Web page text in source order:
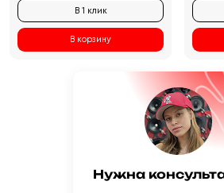
В 1 клик
В корзину
Нужна